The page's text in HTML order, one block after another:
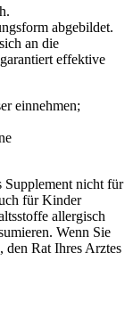
abgebildet.
an die
effektive
einnehmen;
Supplement nicht für
für Kinder
allergisch
Wenn Sie
den Rat Ihres Arztes